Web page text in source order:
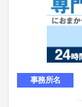
事務所名